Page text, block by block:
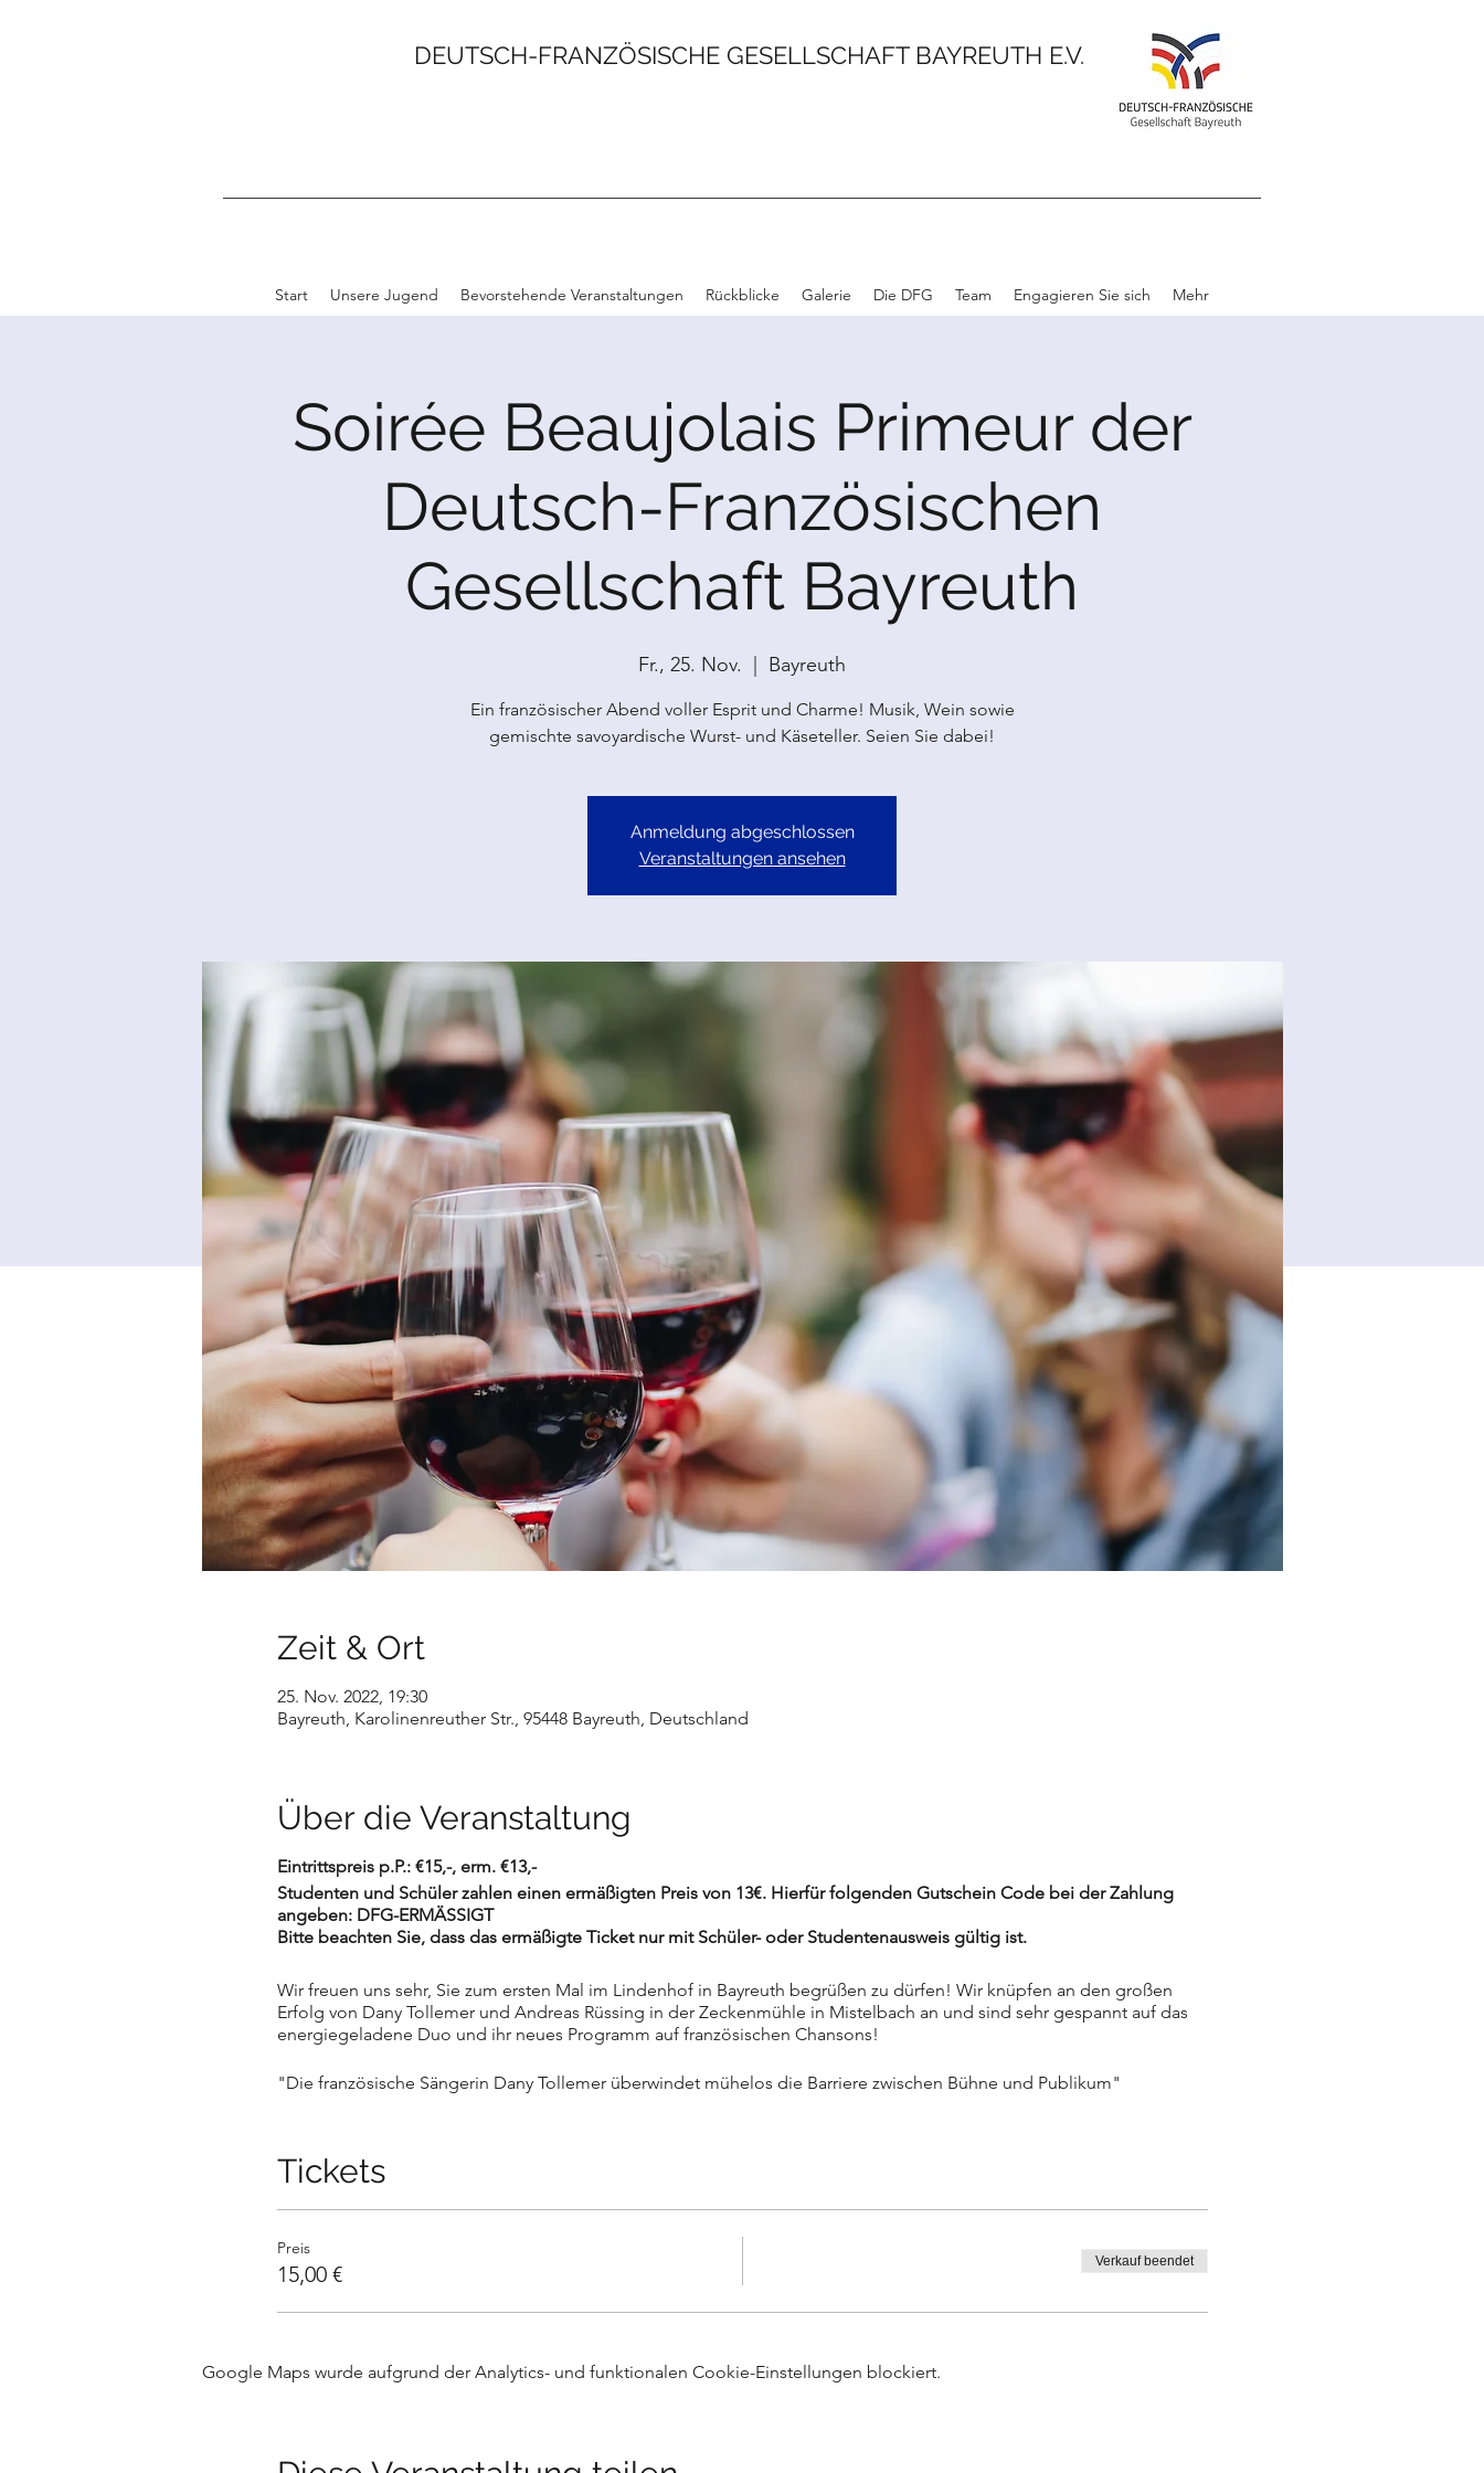
DEUTSCH-FRANZÖSISCHE GESELLSCHAFT BAYREUTH E.V.
Start Unsere Jugend Bevorstehende Veranstaltungen Rückblicke Galerie Die DFG Team Engagieren Sie sich Mehr
Soirée Beaujolais Primeur der
Deutsch-Französischen
Gesellschaft Bayreuth
Fr., 25. Nov. Bayreuth
Ein französischer Abend voller Esprit und Charme! Musik, Wein sowie
gemischte savoyardische Wurst- und Käseteller. Seien Sie dabei!
Anmeldung abgeschlossen
Veranstaltungen ansehen
Zeit & Ort
25. Nov. 2022, 19:30
Bayreuth, Karolinenreuther Str., 95448 Bayreuth, Deutschland
Über die Veranstaltung
Eintrittspreis p.P.: €15,-, erm. €13,-
Studenten und Schüler zahlen einen ermäßigten Preis von 13€. Hierfür folgenden Gutschein Code bei der Zahlung
angeben: DFG-ERMÄSSIGT
Bitte beachten Sie, dass das ermäßigte Ticket nur mit Schüler- oder Studentenausweis gültig ist.
Wir freuen uns sehr, Sie zum ersten Mal im Lindenhof in Bayreuth begrüßen zu dürfen! Wir knüpfen an den großen
Erfolg von Dany Tollemer und Andreas Rüssing in der Zeckenmühle in Mistelbach an und sind sehr gespannt auf das
energiegeladene Duo und ihr neues Programm auf französischen Chansons!
"Die französische Sängerin Dany Tollemer überwindet mühelos die Barriere zwischen Bühne und Publikum"
lustigen deutschsprachigen Einfälle und Kommentare lassen uns an Sinn und Unsinn der französischen Chansons
teilhaben. Andreas Rüsing unterstützt sie dabei meisterhaft am Klavier.
Wurst- und Käseteller: 8€
Flasche Beaujolais: 14€
Sie können sich entweder über unser online-Buchungssystem direkt anmelden oder bei Sophie Woelk
Wir bitten um verbindliche Anmeldung bis 18. November
Tickets
Preis
15,00 € Verkauf beendet
Google Maps wurde aufgrund der Analytics- und funktionalen Cookie-Einstellungen blockiert.